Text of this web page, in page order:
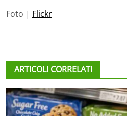
Foto | Flickr
ARTICOLI CORRELATI